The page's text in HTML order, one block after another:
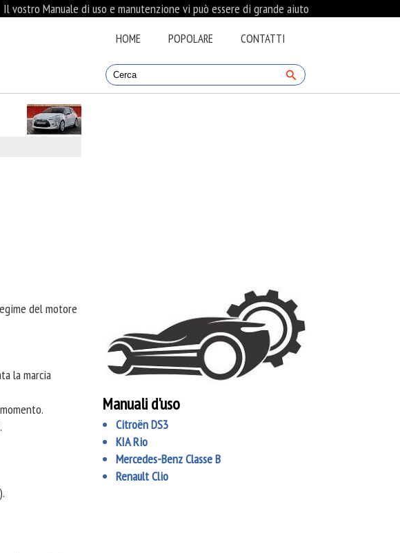
Il vostro Manuale di uso e manutenzione vi può essere di grande aiuto
HOME POPOLARE CONTATTI
del motore
la marcia
Manuali d'uso
Citroën DS3
KIA Rio
Mercedes-Benz Classe B
Renault Clio